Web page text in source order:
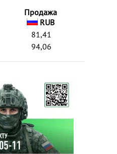
Продажа
RUB
81,41
94,06